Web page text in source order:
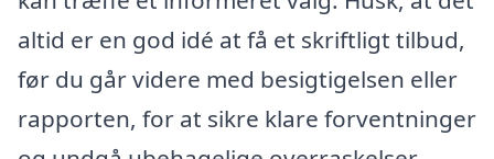
altid er en god idé at få et skriftligt tilbud,
før du går videre med besigtigelsen eller
rapporten, for at sikre klare forventninger